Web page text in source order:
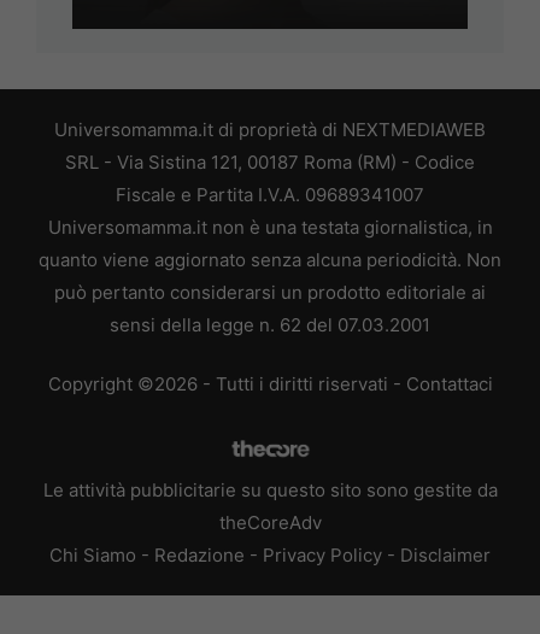
Universomamma.it di proprietà di NEXTMEDIAWEB
SRL - Via Sistina 121, 00187 Roma (RM) - Codice
Fiscale e Partita I.V.A. 09689341007
Universomamma.it non è una testata giornalistica, in
quanto viene aggiornato senza alcuna periodicità. Non
può pertanto considerarsi un prodotto editoriale ai
sensi della legge n. 62 del 07.03.2001
Copyright ©2026 - Tutti i diritti riservati - Contattaci
Le attività pubblicitarie su questo sito sono gestite da
theCoreAdv
Chi Siamo - Redazione - Privacy Policy - Disclaimer